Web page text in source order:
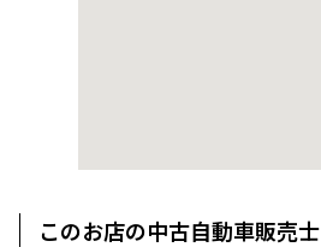
このお店の中古自動車販売士